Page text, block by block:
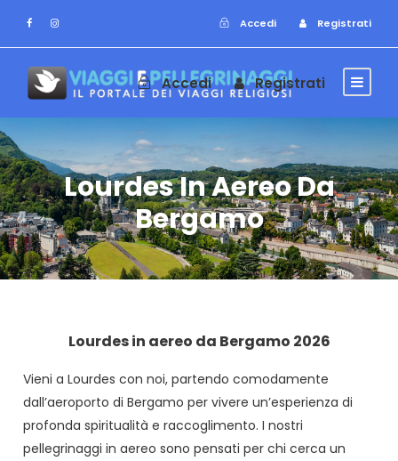
Accedi Registrati
Accedi Registrati
Lourdes In Aereo Da
Bergamo
Lourdes in aereo da Bergamo 2026
Vieni a Lourdes con noi, partendo comodamente
dall’aeroporto di Bergamo per vivere un’esperienza di
profonda spiritualità e raccoglimento. I nostri
pellegrinaggi in aereo sono pensati per chi cerca un